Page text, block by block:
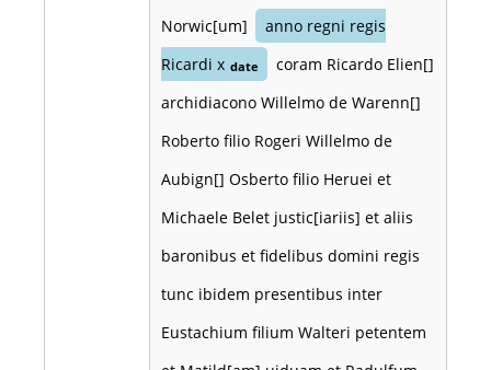
Norwic[um]
anno regni regis
Ricardi x date
coram Ricardo Elien[]
archidiacono Willelmo de Warenn[]
Roberto filio Rogeri Willelmo de
Aubign[] Osberto filio Heruei et
Michaele Belet justic[iariis] et aliis
baronibus et fidelibus domini regis
tunc ibidem presentibus inter
Eustachium filium Walteri petentem